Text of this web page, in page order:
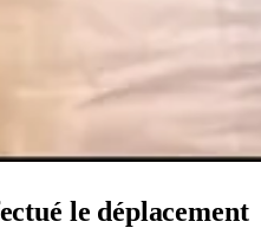
le déplacement